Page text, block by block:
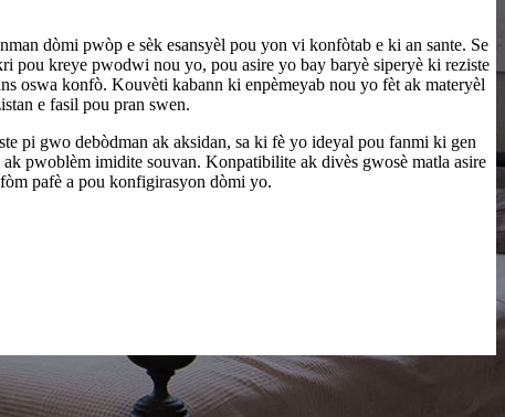
dòmi pwòp e sèk esansyèl pou yon vi konfòtab e ki an sante. Se
pou kreye pwodwi nou yo, pou asire yo bay baryè siperyè ki reziste
oswa konfò. Kouvèti kabann ki enpèmeyab nou yo fèt ak materyèl
e fasil pou pran swen.
pi gwo debòdman ak aksidan, sa ki fè yo ideyal pou fanmi ki gen
pwoblèm imidite souvan. Konpatibilite ak divès gwosè matla asire
pafè a pou konfigirasyon dòmi yo.